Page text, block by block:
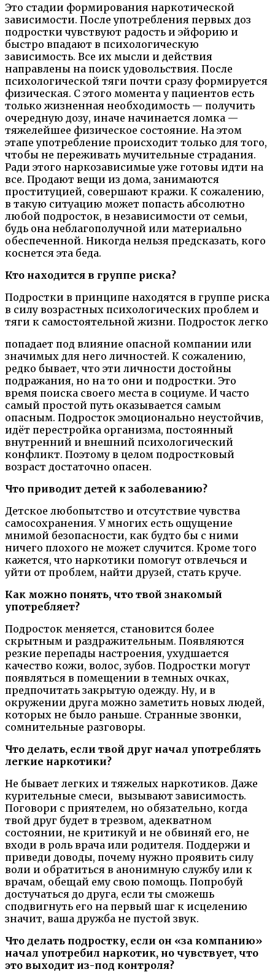
Это стадии формирования наркотической
зависимости. После употребления первых доз
подростки чувствуют радость и эйфорию и
быстро впадают в психологическую
зависимость. Все их мысли и действия
направлены на поиск удовольствия. После
психологической тяги почти сразу формируется
физическая. С этого момента у пациентов есть
только жизненная необходимость — получить
очередную дозу, иначе начинается ломка —
тяжелейшее физическое состояние. На этом
этапе употребление происходит только для того,
чтобы не переживать мучительные страдания.
Ради этого наркозависимые уже готовы идти на
все. Продают вещи из дома, занимаются
проституцией, совершают кражи. К сожалению,
в такую ситуацию может попасть абсолютно
любой подросток, в независимости от семьи,
будь она неблагополучной или материально
обеспеченной. Никогда нельзя предсказать, кого
коснется эта беда.
Кто находится в группе риска?
Подростки в принципе находятся в группе риска
в силу возрастных психологических проблем и
тяги к самостоятельной жизни. Подросток легко
попадает под влияние опасной компании или
значимых для него личностей. К сожалению,
редко бывает, что эти личности достойны
подражания, но на то они и подростки. Это
время поиска своего места в социуме. И часто
самый простой путь оказывается самым
опасным. Подросток эмоционально неустойчив,
идёт перестройка организма, постоянный
внутренний и внешний психологический
конфликт. Поэтому в целом подростковый
возраст достаточно опасен.
Что приводит детей к заболеванию?
Детское любопытство и отсутствие чувства
самосохранения. У многих есть ощущение
мнимой безопасности, как будто бы с ними
ничего плохого не может случится. Кроме того
кажется, что наркотики помогут отвлечься и
уйти от проблем, найти друзей, стать круче.
Как можно понять, что твой знакомый
употребляет?
Подросток меняется, становится более
скрытным и раздражительным. Появляются
резкие перепады настроения, ухудшается
качество кожи, волос, зубов. Подростки могут
появляться в помещении в темных очках,
предпочитать закрытую одежду. Ну, и в
окружении друга можно заметить новых людей,
которых не было раньше. Странные звонки,
сомнительные разговоры.
Что делать, если твой друг начал употреблять
легкие наркотики?
Не бывает легких и тяжелых наркотиков. Даже
курительные смеси, вызывают зависимость.
Поговори с приятелем, но обязательно, когда
твой друг будет в трезвом, адекватном
состоянии, не критикуй и не обвиняй его, не
входи в роль врача или родителя. Поддержи и
приведи доводы, почему нужно проявить силу
воли и обратиться в анонимную службу или к
врачам, обещай ему свою помощь. Попробуй
достучаться до друга, если ты сможешь
сподвигнуть его на первый шаг к исцелению
значит, ваша дружба не пустой звук.
Что делать подростку, если он «за компанию»
начал употребил наркотик, но чувствует, что
это выходит из-под контроля?